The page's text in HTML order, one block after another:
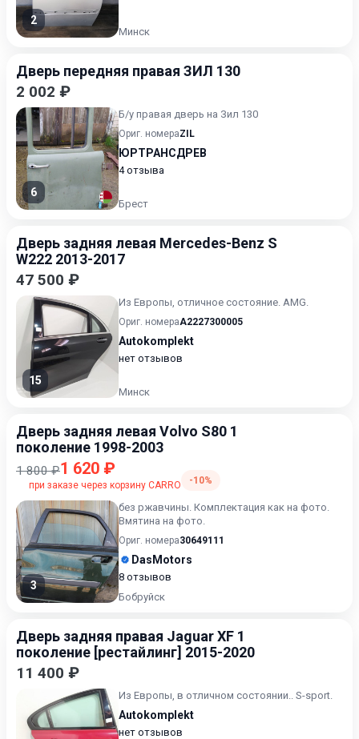
2
Минск
Дверь передняя правая ЗИЛ 130
2 002 ₽
6
Б/у правая дверь на Зил 130
Ориг. номераZIL
ЮРТРАНСДРЕВ
4 отзыва
Брест
Дверь задняя левая Mercedes-Benz S
W222 2013-2017
47 500 ₽
15
Из Европы, отличное состояние. AMG.
Ориг. номераA2227300005
Autokomplekt
нет отзывов
Минск
Дверь задняя левая Volvo S80 1
поколение 1998-2003
1 800 ₽1 620 ₽
при заказе через корзину CARRO -10%
3
без ржавчины. Комплектация как на фото.
Вмятина на фото.
Ориг. номера30649111
DasMotors
8 отзывов
Бобруйск
Дверь задняя правая Jaguar XF 1
поколение [рестайлинг] 2015-2020
11 400 ₽
Из Европы, в отличном состоянии.. S-sport.
Autokomplekt
нет отзывов